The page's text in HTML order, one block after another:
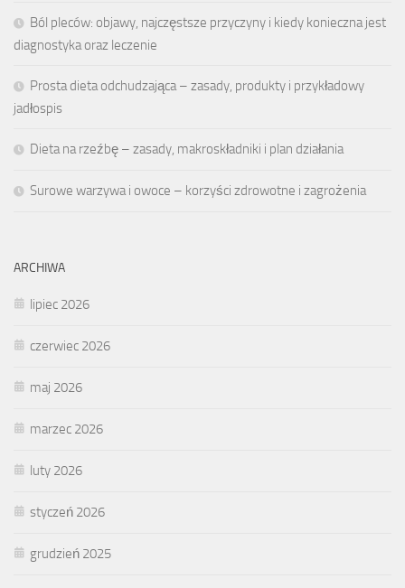
Ból pleców: objawy, najczęstsze przyczyny i kiedy konieczna jest
diagnostyka oraz leczenie
Prosta dieta odchudzająca – zasady, produkty i przykładowy
jadłospis
Dieta na rzeźbę – zasady, makroskładniki i plan działania
Surowe warzywa i owoce – korzyści zdrowotne i zagrożenia
ARCHIWA
lipiec 2026
czerwiec 2026
maj 2026
marzec 2026
luty 2026
styczeń 2026
grudzień 2025